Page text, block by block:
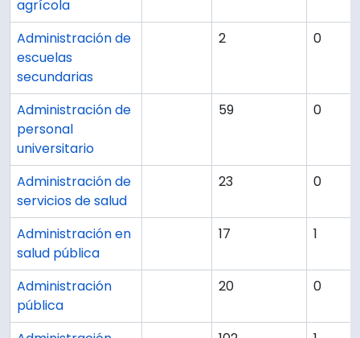
agrícola
Administración de
escuelas
secundarias
2 0
Administración de
personal
universitario
59 0
Administración de
servicios de salud
23 0
Administración en
salud pública
17 1
Administración
pública
20 0